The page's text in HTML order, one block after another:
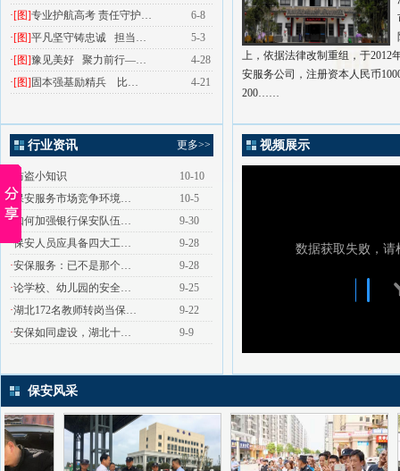
·[图]专业护航高考 责任守护…
6-8
·[图]平凡坚守铸忠诚 担当…
5-3
·[图]豫见美好 聚力前行—…
4-28
·[图] 固本强基励精兵 比… 4-21
上，依据法律改制重组，于2012
安服务公司，注册资本人民币
200……
行业资讯 更多>>
防盗小知识
10-10
·保安服务市场竞争环境…
10-5
·如何加强银行保安队伍…
9-30
·保安人员应具备四大工…
9-28
·安保服务：已不是那个…
9-28
·论学校、幼儿园的安全…
9-25
·湖北172名教师转岗当保…
9-22
·安保如同虚设，湖北十… 9-9
视频展示
保安风采